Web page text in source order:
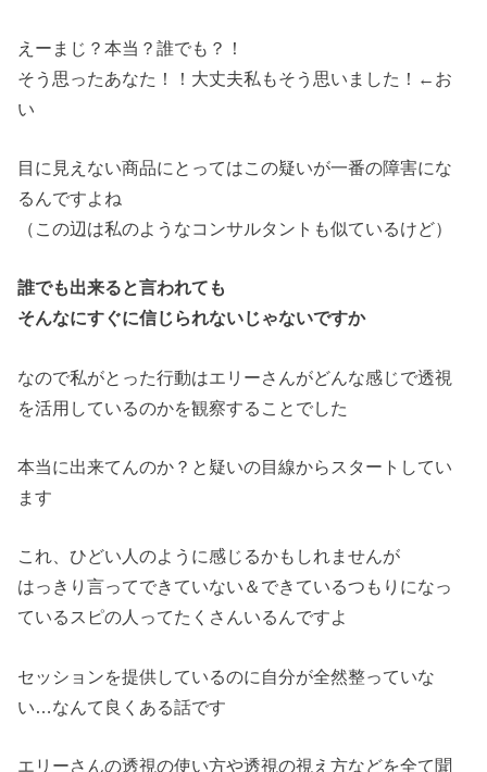
えーまじ？本当？誰でも？！
そう思ったあなた！！大丈夫私もそう思いました！←お
い
目に見えない商品にとってはこの疑いが一番の障害にな
るんですよね
（この辺は私のようなコンサルタントも似ているけど）
誰でも出来ると言われても
そんなにすぐに信じられないじゃないですか
なので私がとった行動はエリーさんがどんな感じで透視
を活用しているのかを観察することでした
本当に出来てんのか？と疑いの目線からスタートしてい
ます
これ、ひどい人のように感じるかもしれませんが
はっきり言ってできていない＆できているつもりになっ
ているスピの人ってたくさんいるんですよ
セッションを提供しているのに自分が全然整っていな
い…なんて良くある話です
エリーさんの透視の使い方や透視の視え方などを全て聞